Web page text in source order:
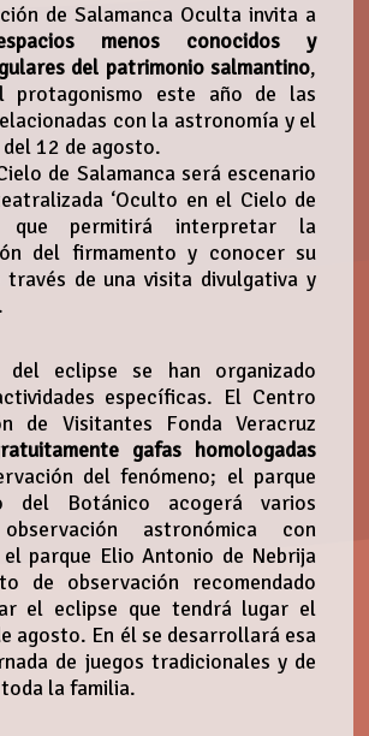
de Salamanca Oculta invita a
menos conocidos y
del patrimonio salmantino,
protagonismo este año de las
con la astronomía y el
12 de agosto.
de Salamanca será escenario
‘Oculto en el Cielo de
que permitirá interpretar la
del firmamento y conocer su
través de una visita divulgativa y
del eclipse se han organizado
específicas. El Centro
de Visitantes Fonda Veracruz
gafas homologadas
del fenómeno; el parque
del Botánico acogerá varios
astronómica con
parque Elio Antonio de Nebrija
de observación recomendado
el eclipse que tendrá lugar el
agosto. En él se desarrollará esa
de juegos tradicionales y de
la familia.